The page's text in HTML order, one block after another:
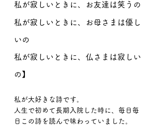
私が寂しいときに、お友達は笑うの
私が寂しいときに、お母さまは優し
いの
私が寂しいときに、仏さまは寂しい
の】
私が大好きな詩です。
人生で初めて長期入院した時に、毎日毎
日この詩を読んで味わっていました。